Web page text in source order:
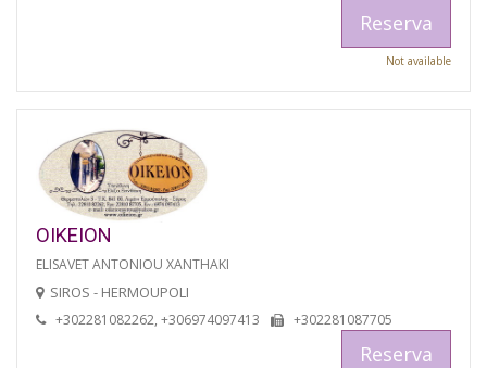
Reserva
Not available
OIKEION
ELISAVET ANTONIOU XANTHAKI
SIROS - HERMOUPOLI
+302281082262, +306974097413 +302281087705
Reserva